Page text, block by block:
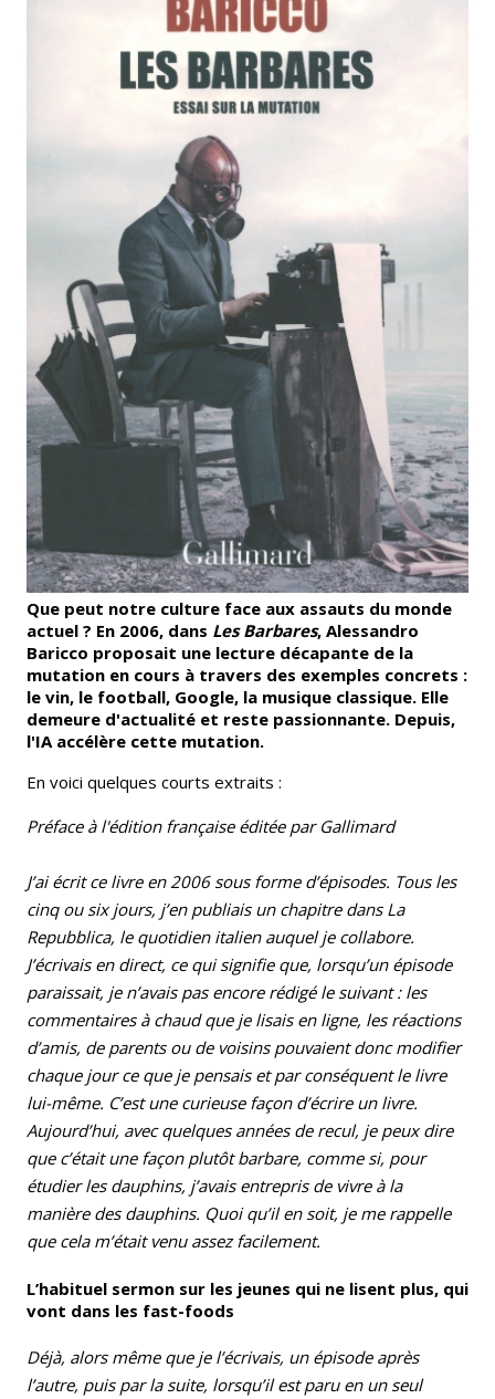
Que peut notre culture face aux assauts du monde
actuel ? En 2006, dans Les Barbares, Alessandro
Baricco proposait une lecture décapante de la
mutation en cours à travers des exemples concrets :
le vin, le football, Google, la musique classique. Elle
demeure d'actualité et reste passionnante. Depuis,
l'IA accélère cette mutation.
En voici quelques courts extraits :
Préface à l'édition française éditée par Gallimard
J’ai écrit ce livre en 2006 sous forme d’épisodes. Tous les
cinq ou six jours, j’en publiais un chapitre dans La
Repubblica, le quotidien italien auquel je collabore.
J’écrivais en direct, ce qui signifie que, lorsqu’un épisode
paraissait, je n’avais pas encore rédigé le suivant : les
commentaires à chaud que je lisais en ligne, les réactions
d’amis, de parents ou de voisins pouvaient donc modifier
chaque jour ce que je pensais et par conséquent le livre
lui-même. C’est une curieuse façon d’écrire un livre.
Aujourd’hui, avec quelques années de recul, je peux dire
que c’était une façon plutôt barbare, comme si, pour
étudier les dauphins, j’avais entrepris de vivre à la
manière des dauphins. Quoi qu’il en soit, je me rappelle
que cela m’était venu assez facilement.
L’habituel sermon sur les jeunes qui ne lisent plus, qui
vont dans les fast-foods
Déjà, alors même que je l’écrivais, un épisode après
l’autre, puis par la suite, lorsqu’il est paru en un seul